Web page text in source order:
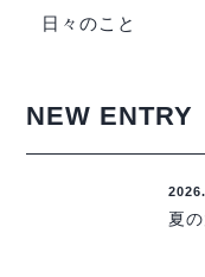
日々のこと
NEW ENTRY
夏